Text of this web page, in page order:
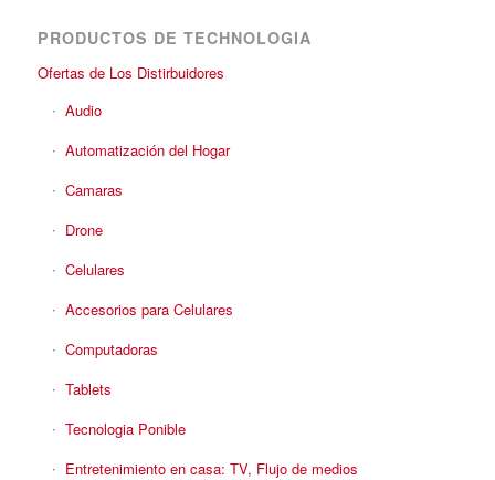
PRODUCTOS DE TECHNOLOGIA
Ofertas de Los Distirbuidores
Audio
Automatización del Hogar
Camaras
Drone
Celulares
Accesorios para Celulares
Computadoras
Tablets
Tecnologia Ponible
Entretenimiento en casa: TV, Flujo de medios